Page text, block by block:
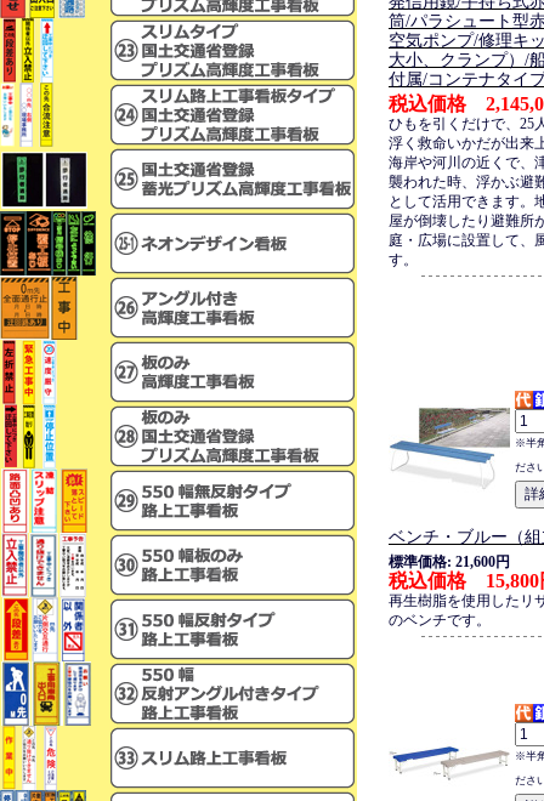
筒/パラシュート型
空気ポンプ/修理キ
大小、クランプ）/
付属/コンテナタイ
税込価格
ひもを引くだけで、25
浮く救命いかだが出来
海岸や河川の近くで、
襲われた時、浮かぶ避
として活用できます。
屋が倒壊したり避難所
庭・広場に設置して、
す。
※半
ださ
ベンチ・ブルー（
標準価格: 21,600円
税込価格 15,800
再生樹脂を使用したリ
のベンチです。
※半
ださ